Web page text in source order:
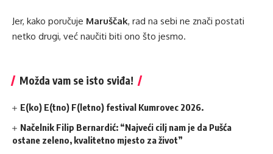
Jer, kako poručuje Maruščak, rad na sebi ne znači postati
netko drugi, već naučiti biti ono što jesmo.
Možda vam se isto sviđa!
E(ko) E(tno) F(letno) festival Kumrovec 2026.
Načelnik Filip Bernardić: “Najveći cilj nam je da Pušća
ostane zeleno, kvalitetno mjesto za život”